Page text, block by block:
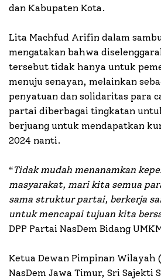
dan Kabupaten Kota.
Lita Machfud Arifin dalam
mengatakan bahwa
tersebut tidak hanya untuk
menuju senayan, melainkan
penyatuan dan solidaritas para
partai diberbagai tingkatan
berjuang untuk mendapatkan
2024 nanti.
“Tidak mudah menanamkan
masyarakat, mari kita semua
sama struktur partai, berkerja
untuk mencapai tujuan kita
DPP Partai NasDem Bidang
Ketua Dewan Pimpinan Wilayah
NasDem Jawa Timur, Sri Sajekti